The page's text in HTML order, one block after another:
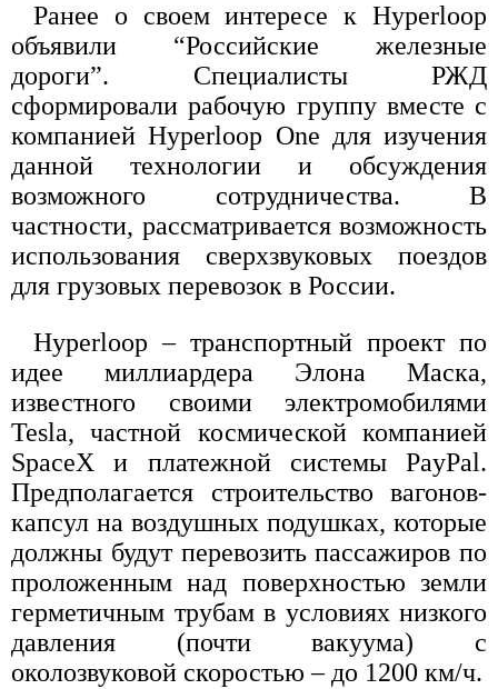
Ранее о своем интересе к Hyperloop
объявили “Российские железные
дороги”. Специалисты РЖД
сформировали рабочую группу вместе с
компанией Hyperloop One для изучения
данной технологии и обсуждения
возможного сотрудничества. В
частности, рассматривается возможность
использования сверхзвуковых поездов
для грузовых перевозок в России.
Hyperloop – транспортный проект по
идее миллиардера Элона Маска,
известного своими электромобилями
Tesla, частной космической компанией
SpaceX и платежной системы PayPal.
Предполагается строительство вагонов-
капсул на воздушных подушках, которые
должны будут перевозить пассажиров по
проложенным над поверхностью земли
герметичным трубам в условиях низкого
давления (почти вакуума) с
околозвуковой скоростью – до 1200 км/ч.